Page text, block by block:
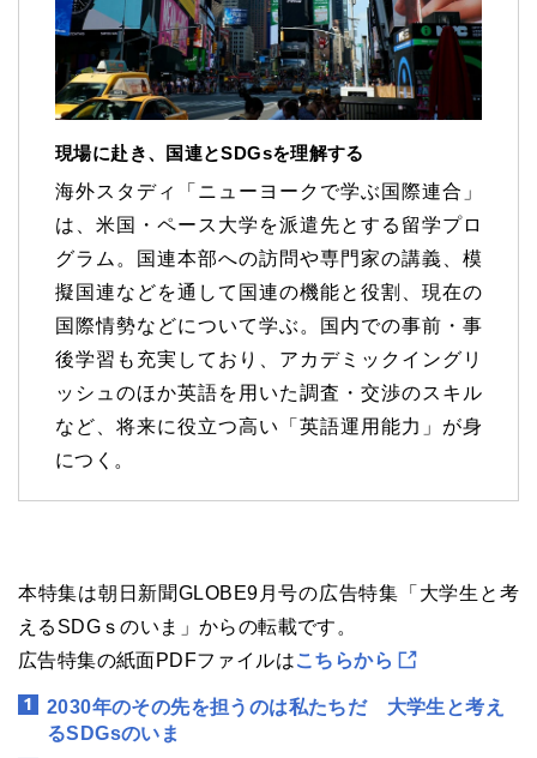
現場に赴き、国連とSDGsを理解する
海外スタディ「ニューヨークで学ぶ国際連合」
は、米国・ペース大学を派遣先とする留学プロ
グラム。国連本部への訪問や専門家の講義、模
擬国連などを通して国連の機能と役割、現在の
国際情勢などについて学ぶ。国内での事前・事
後学習も充実しており、アカデミックイングリ
ッシュのほか英語を用いた調査・交渉のスキル
など、将来に役立つ高い「英語運用能力」が身
につく。
本特集は朝日新聞GLOBE9月号の広告特集「大学生と考
えるSDGｓのいま」からの転載です。
広告特集の紙面PDFファイルはこちらから
2030年のその先を担うのは私たちだ 大学生と考え
るSDGsのいま